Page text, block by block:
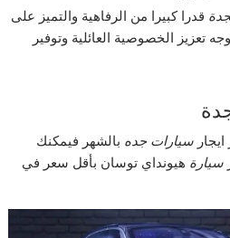
قدرا كبيرا من الرفاهية والتميز على
تعزيز الخصوصية العائلية وتوفير
سيارات جده بالشهر فيمكنك
سيارة هيونداي توسان بأقل سعر في